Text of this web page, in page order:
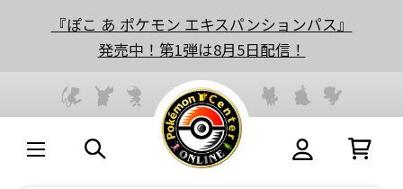
『ぽこ あ ポケモン エキスパンションパス』
発売中！第1弾は8月5日配信！